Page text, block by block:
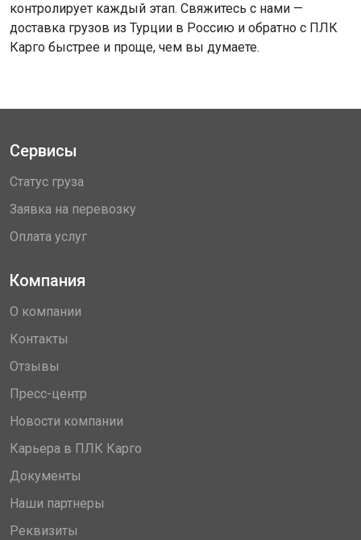
контролирует каждый этап. Свяжитесь с нами —
доставка грузов из Турции в Россию и обратно с ПЛК
Карго быстрее и проще, чем вы думаете.
Сервисы
Статус груза
Заявка на перевозку
Оплата услуг
Компания
О компании
Контакты
Отзывы
Пресс-центр
Новости компании
Карьера в ПЛК Карго
Документы
Наши партнеры
Реквизиты